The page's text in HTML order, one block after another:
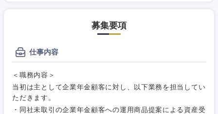
募集要項
仕事内容
＜職務内容＞
当初は主として企業年金顧客に対し、以下業務を担当してい
ただきます。
・同社未取引の企業年金顧客への運用商品提案による資産受
ご希望の職種を選択してください
ご希望の職種を選択してください
ご希望の業界を選択してください
ご希望の勤務地を選択してください
ご希望条件を入力ください